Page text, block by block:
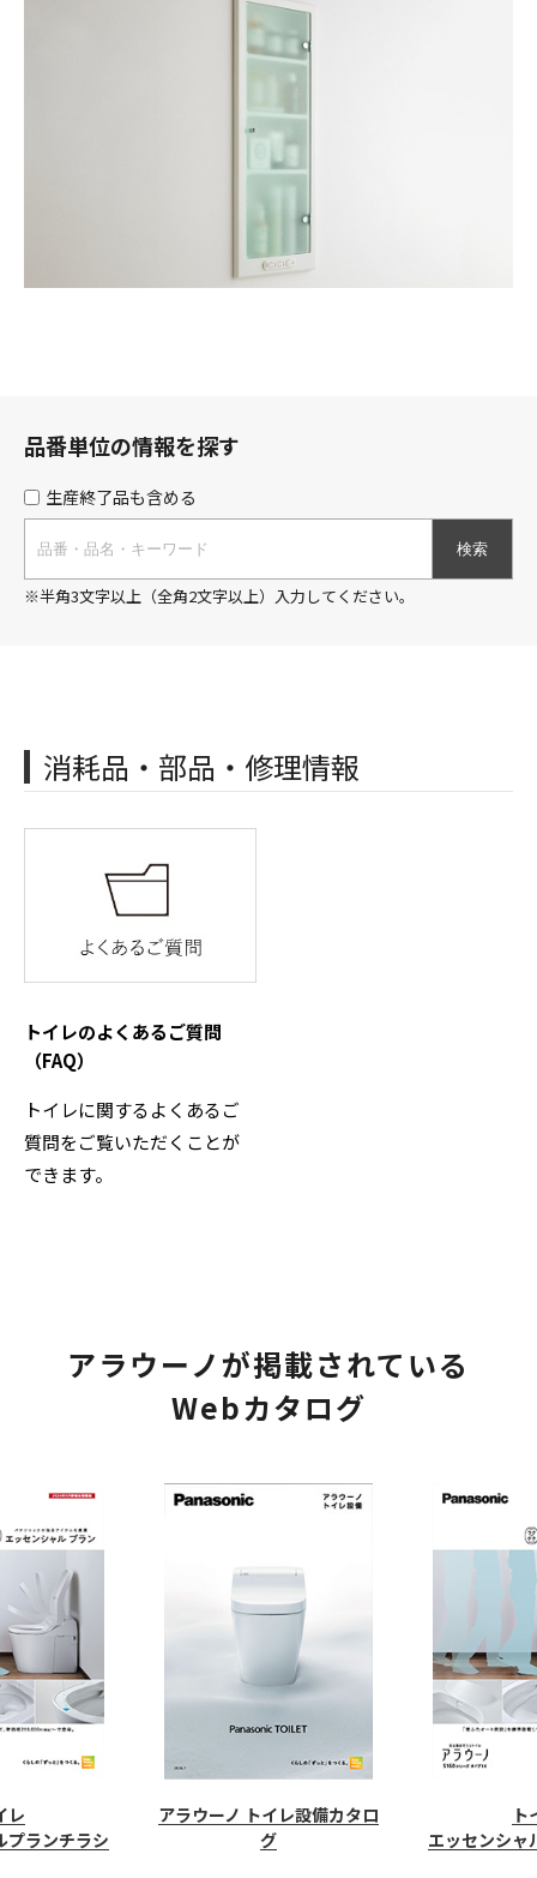
品番単位の情報を探す
生産終了品も含める
※半角3文字以上（全角2文字以上）入力してください。
消耗品・部品・修理情報
トイレのよくあるご質問
（FAQ）
トイレに関するよくあるご
質問をご覧いただくことが
できます。
アラウーノが掲載されている
Webカタログ
レ
プランチラシ
アラウーノ トイレ設備カタロ
グ
ト
エッセンシャ